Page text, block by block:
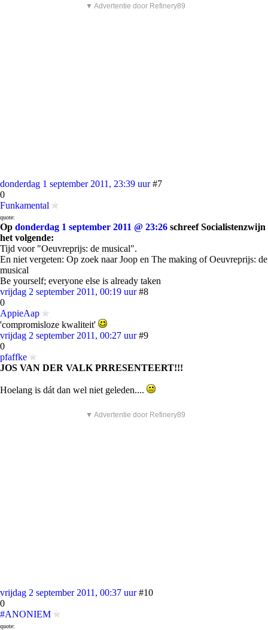
▼ Advertentie door Refinery89
donderdag 1 september 2011, 23:39 uur #7
0
Funkamental
quote:
Op donderdag 1 september 2011 @ 23:26 schreef Socialistenzwijn
het volgende:
Tijd voor "Oeuvreprijs: de musical".
En niet vergeten: Op zoek naar Joop en The making of Oeuvreprijs: de
musical
Be yourself; everyone else is already taken
vrijdag 2 september 2011, 00:19 uur #8
0
AppieAap
'compromisloze kwaliteit'
vrijdag 2 september 2011, 00:27 uur #9
0
pfaffke
JOS VAN DER VALK PRRESENTEERT!!!
Hoelang is dát dan wel niet geleden....
▼ Advertentie door Refinery89
vrijdag 2 september 2011, 00:37 uur #10
0
#ANONIEM
quote: